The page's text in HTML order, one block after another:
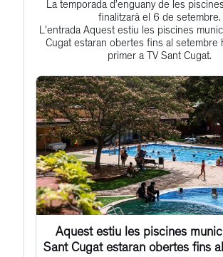
Get
to
this
La temporada d’enguany de les
finalitzarà el 6 de setembre.
L'entrada Aquest estiu les piscines
Cugat estaran obertes fins al setembre
primer a TV Sant Cugat.
Aquest estiu les piscines
Sant Cugat estaran obertes fins